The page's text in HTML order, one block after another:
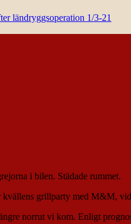
ländryggsoperation 1/3-21
i bilen. Städade rummet.
grillparty med M&M,
norrut vi kom. Enligt